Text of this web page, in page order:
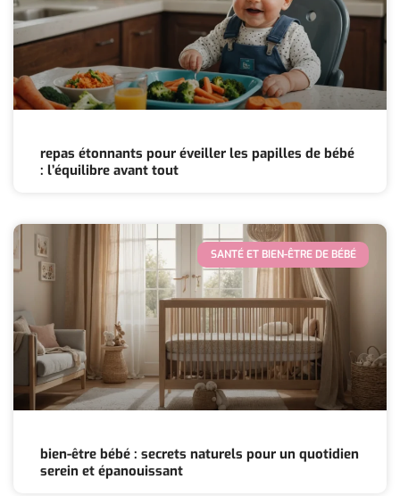
repas étonnants pour éveiller les papilles de bébé
: l’équilibre avant tout
SANTÉ ET BIEN-ÊTRE DE BÉBÉ
bien-être bébé : secrets naturels pour un quotidien
serein et épanouissant